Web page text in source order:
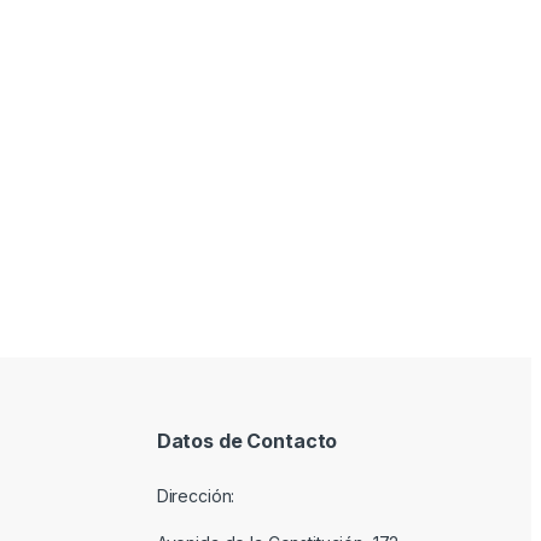
Datos de Contacto
Dirección: